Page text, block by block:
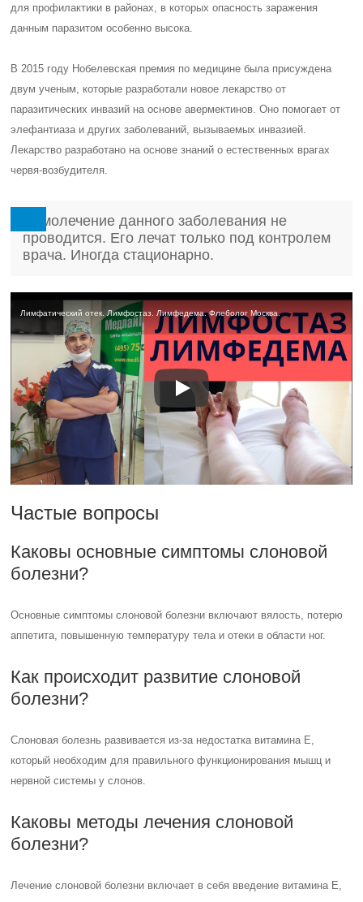
для профилактики в районах, в которых опасность заражения
данным паразитом особенно высока.
В 2015 году Нобелевская премия по медицине была присуждена
двум ученым, которые разработали новое лекарство от
паразитических инвазий на основе авермектинов. Оно помогает от
элефантиаза и других заболеваний, вызываемых инвазией.
Лекарство разработано на основе знаний о естественных врагах
червя-возбудителя.
Самолечение данного заболевания не
проводится. Его лечат только под контролем
врача. Иногда стационарно.
Лимфатический отек. Лимфостаз. Лимфедема. Флеболог Москва.
Частые вопросы
Каковы основные симптомы слоновой
болезни?
Основные симптомы слоновой болезни включают вялость, потерю
аппетита, повышенную температуру тела и отеки в области ног.
Как происходит развитие слоновой
болезни?
Слоновая болезнь развивается из-за недостатка витамина Е,
который необходим для правильного функционирования мышц и
нервной системы у слонов.
Каковы методы лечения слоновой
болезни?
Лечение слоновой болезни включает в себя введение витамина Е,